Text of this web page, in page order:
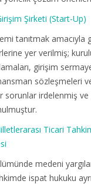
Şirketi (Start-Up)
tanıtmak amacıyla
yer verilmiş;
girişim
sözleşmeleri
sorunlar irdelenmiş
Ticari
medeni
ispat hukuku